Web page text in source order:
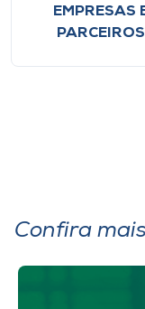
EMPRESAS
PARCEIROS
Confira